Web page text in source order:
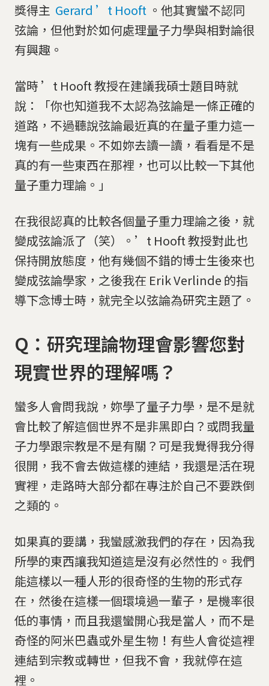
獎得主 Gerard ’t Hooft 。他其實蠻不認同
弦論，但他對於如何處理量子力學與相對論很
有興趣。
當時 ’t Hooft 教授在建議我碩士題目時就
說：「你也知道我不太認為弦論是一條正確的
道路，不過聽說弦論最近真的在量子重力這一
塊有一些成果。不如妳去讀一讀，看看是不是
真的有一些東西在那裡，也可以比較一下其他
量子重力理論。」
在我很認真的比較各個量子重力理論之後，就
變成弦論派了（笑）。’t Hooft 教授對此也
保持開放態度，他有幾個不錯的博士生後來也
變成弦論學家，之後我在 Erik Verlinde 的指
導下念博士時，就完全以弦論為研究主題了。
Q：研究理論物理會影響您對
現實世界的理解嗎？
蠻多人會問我說，妳學了量子力學，是不是就
會比較了解這個世界不是非黑即白？或問我量
子力學跟宗教是不是有關？可是我覺得我分得
很開，我不會去做這樣的連結，我還是活在現
實裡，走路時大部分都在專注於自己不要跌倒
之類的。
如果真的要講，我蠻感激我們的存在，因為我
所學的東西讓我知道這是沒有必然性的。我們
能這樣以一種人形的很奇怪的生物的形式存
在，然後在這樣一個環境過一輩子，是機率很
低的事情，而且我還蠻開心我是當人，而不是
奇怪的阿米巴蟲或外星生物！有些人會從這裡
連結到宗教或轉世，但我不會，我就停在這
裡。